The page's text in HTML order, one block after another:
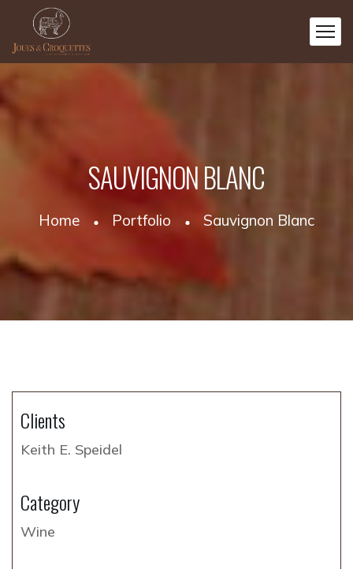
SAUVIGNON BLANC
Home Portfolio Sauvignon Blanc
Clients
Keith E. Speidel
Category
Wine